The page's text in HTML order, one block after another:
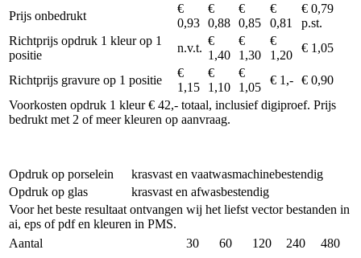
Prijs onbedrukt
€
0,93
€
0,88
€
0,85
€
0,81
€ 0,79
p.st.
Richtprijs opdruk 1 kleur op 1
positie
n.v.t.
€
1,40
€
1,30
€
1,20
€ 1,05
Richtprijs gravure op 1 positie
€
1,15
€
1,10
€
1,05
€ 1,- € 0,90
Voorkosten opdruk 1 kleur € 42,- totaal, inclusief digiproef. Prijs
bedrukt met 2 of meer kleuren op aanvraag.
Opdruk op porselein
krasvast en vaatwasmachinebestendig
Opdruk op glas
krasvast en afwasbestendig
Voor het beste resultaat ontvangen wij het liefst vector bestanden in
ai, eps of pdf en kleuren in PMS.
Aantal
30 60 120 240 480